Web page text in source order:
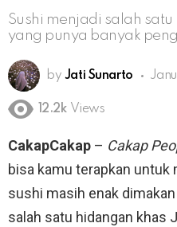
Sushi menjadi salah
yang punya banyak
by Jati Sunarto
12.2k Views
CakapCakap – Cakap
bisa kamu terapkan untuk
sushi masih enak
salah satu hidangan khas